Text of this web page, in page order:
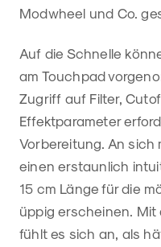
Modwheel und Co.
Auf die Schnelle
am Touchpad
Zugriff auf Filter,
Effektparameter
Vorbereitung. An
einen erstaunlich
15 cm Länge für die
üppig erscheinen.
fühlt es sich an, als